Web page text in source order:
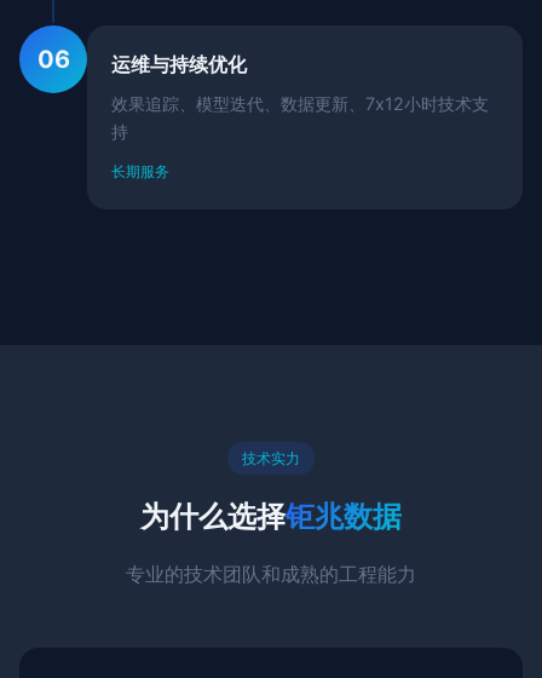
06 运维与持续优化
效果追踪、模型迭代、数据更新、7x12小时技术支
持
长期服务
技术实力
为什么选择钜兆数据
专业的技术团队和成熟的工程能力